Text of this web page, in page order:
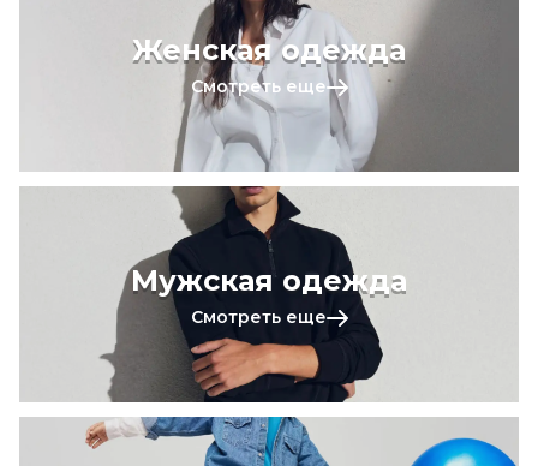
Женская одежда
Смотреть еще
Мужская одежда
Смотреть еще